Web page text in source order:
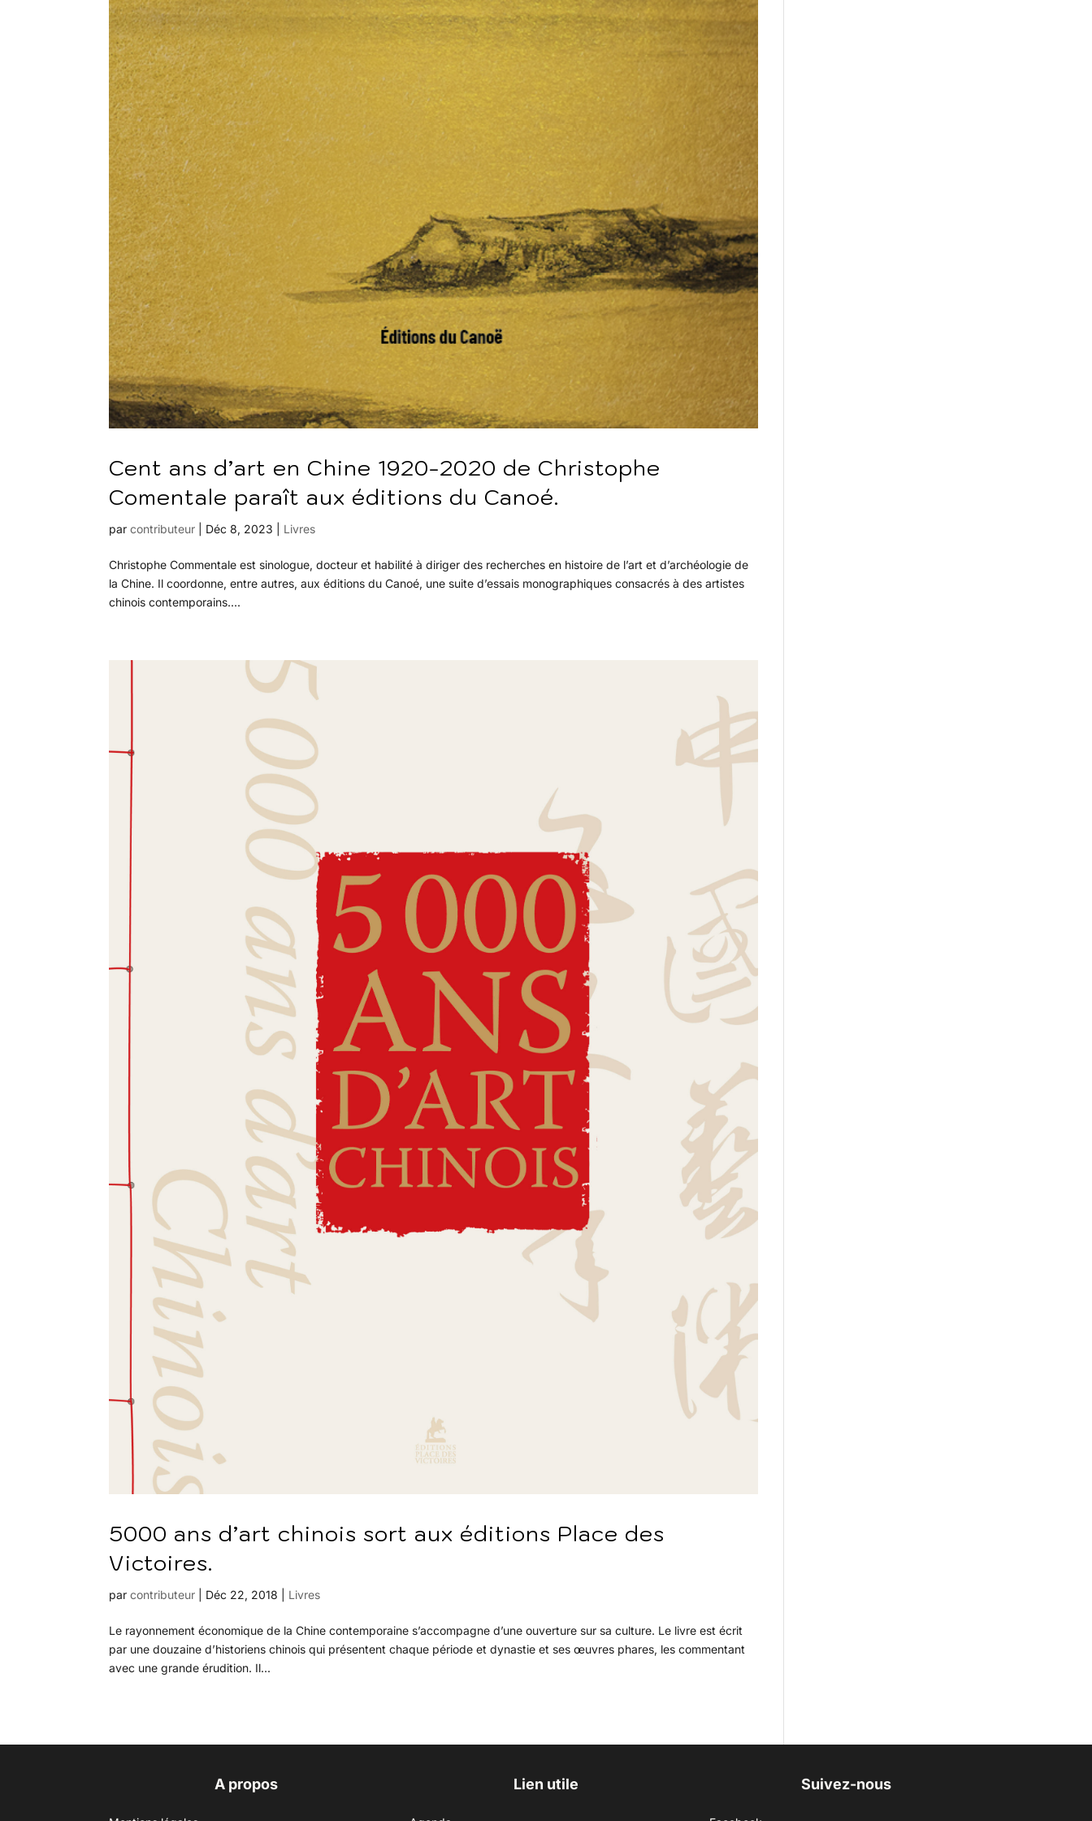
Cent ans d’art en Chine 1920-2020 de Christophe
Comentale paraît aux éditions du Canoé.
parcontributeur Déc 8, 2023 Livres
Christophe Commentale est sinologue, docteur et habilité à diriger des recherches en histoire de l’art et d’archéologie de
la Chine. Il coordonne, entre autres, aux éditions du Canoé, une suite d’essais monographiques consacrés à des artistes
chinois contemporains....
5000 ans d’art chinois sort aux éditions Place des
Victoires.
parcontributeur Déc 22, 2018 Livres
Le rayonnement économique de la Chine contemporaine s’accompagne d’une ouverture sur sa culture. Le livre est écrit
par une douzaine d’historiens chinois qui présentent chaque période et dynastie et ses œuvres phares, les commentant
avec une grande érudition. Il...
A propos Lien utile Suivez-nous